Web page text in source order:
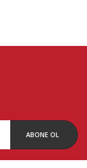
ABONE OL